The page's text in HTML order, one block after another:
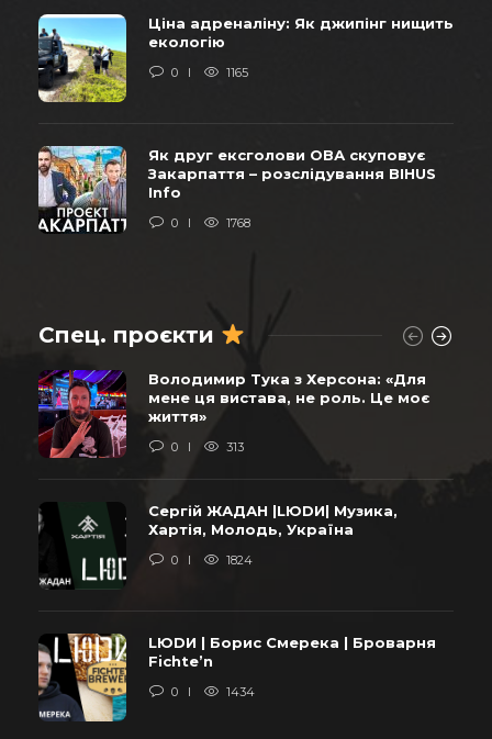
Ціна адреналіну: Як джипінг нищить
екологію
0 1165
Як друг ексголови ОВА скуповує
Закарпаття – розслідування BIHUS
Info
0 1768
Спец. проєкти
Володимир Тука з Херсона: «Для
мене ця вистава, не роль. Це моє
життя»
0 313
Сергій ЖАДАН |LЮDИ| Музика,
Хартія, Молодь, Україна
0 1824
LЮDИ | Борис Смерека | Броварня
Fichte’n
0 1434